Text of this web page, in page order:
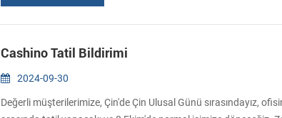
döneceğiz. En iyi saygı, Cas...
Cashino Tatil Bildirimi
2024-09-30
Değerli müşterilerimize, Çin'de Çin Ulusal Günü sırasındayız,